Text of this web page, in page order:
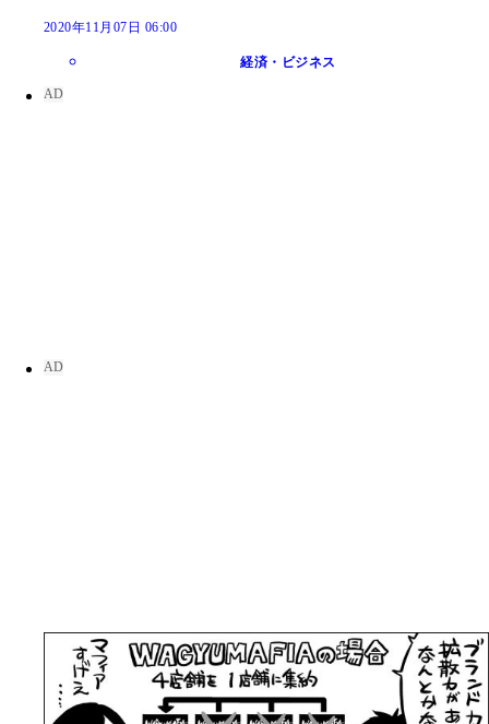
2020年11月07日 06:00
経済・ビジネス